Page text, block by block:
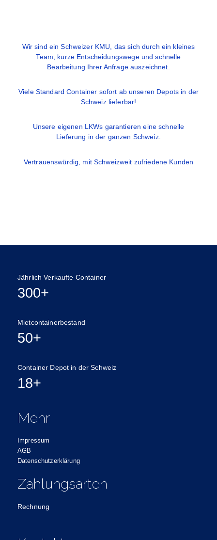
Wir sind ein Schweizer KMU, das sich durch ein kleines
Team, kurze Entscheidungswege und schnelle
Bearbeitung Ihrer Anfrage auszeichnet.
Viele Standard Container sofort ab unseren Depots in der
Schweiz lieferbar!
Unsere eigenen LKWs garantieren eine schnelle
Lieferung in der ganzen Schweiz.
Vertrauenswürdig, mit Schweizweit zufriedene Kunden
Jährlich Verkaufte Container
300+
Mietcontainerbestand
50+
Container Depot in der Schweiz
18+
Mehr
Impressum
AGB
Datenschutzerklärung
Zahlungsarten
Rechnung